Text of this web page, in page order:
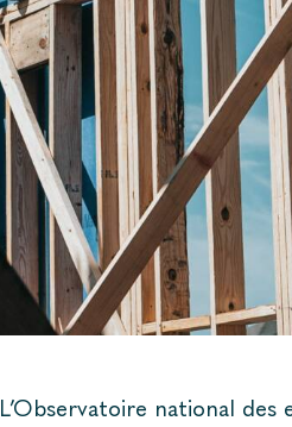
L’Observatoire national